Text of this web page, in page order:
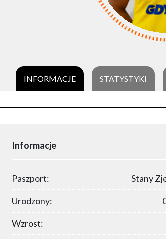
INFORMACJE STATYSTYKI
Informacje
Paszport: Stany
Urodzony:
Wzrost: